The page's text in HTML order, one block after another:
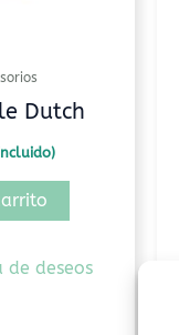
Dutch
deseos